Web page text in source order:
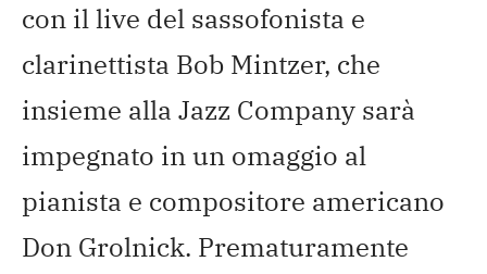
con il live del sassofonista e
clarinettista Bob Mintzer, che
insieme alla Jazz Company sarà
impegnato in un omaggio al
pianista e compositore americano
Don Grolnick. Prematuramente